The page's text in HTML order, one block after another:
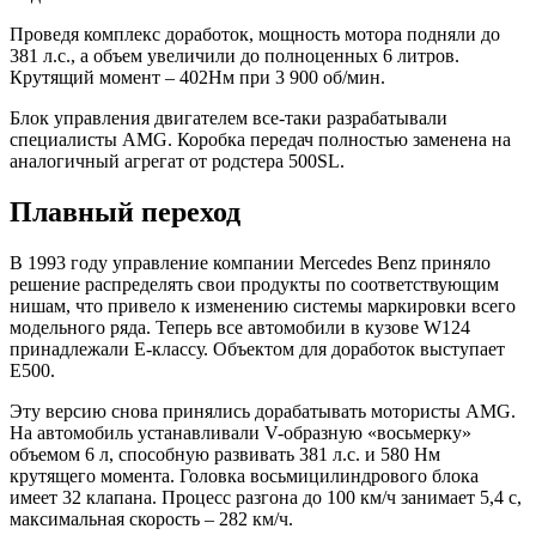
Проведя комплекс доработок, мощность мотора подняли до
381 л.с., а объем увеличили до полноценных 6 литров.
Крутящий момент – 402Нм при 3 900 об/мин.
Блок управления двигателем все-таки разрабатывали
специалисты AMG. Коробка передач полностью заменена на
аналогичный агрегат от родстера 500SL.
Плавный переход
В 1993 году управление компании Mercedes Benz приняло
решение распределять свои продукты по соответствующим
нишам, что привело к изменению системы маркировки всего
модельного ряда. Теперь все автомобили в кузове W124
принадлежали Е-классу. Объектом для доработок выступает
Е500.
Эту версию снова принялись дорабатывать мотористы AMG.
На автомобиль устанавливали V-образную «восьмерку»
объемом 6 л, способную развивать 381 л.с. и 580 Нм
крутящего момента. Головка восьмицилиндрового блока
имеет 32 клапана. Процесс разгона до 100 км/ч занимает 5,4 с,
максимальная скорость – 282 км/ч.